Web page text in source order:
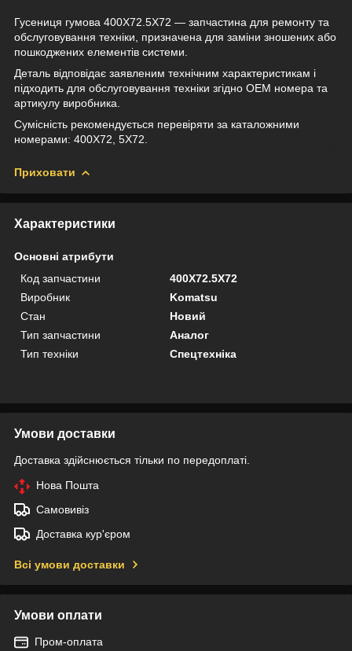
Гусениця гумова 400X72.5X72 — запчастина для ремонту та
обслуговування техніки, призначена для заміни зношених або
пошкоджених елементів системи.
Деталь відповідає заявленим технічним характеристикам і
підходить для обслуговування техніки згідно OEM номера та
артикулу виробника.
Сумісність рекомендується перевіряти за каталожними
номерами: 400X72, 5X72.
Приховати
Характеристики
Основні атрибути
Код запчастини
400X72.5X72
Виробник
Komatsu
Стан
Новий
Тип запчастини
Аналог
Тип техніки
Спецтехніка
Умови доставки
Доставка здійснюється тільки по передоплаті.
Нова Пошта
Самовивіз
Доставка кур'єром
Всі умови доставки
Умови оплати
Пром-оплата